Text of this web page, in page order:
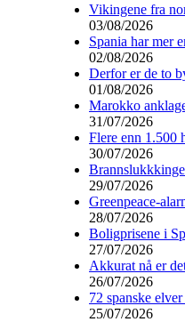
Vikingene fra
03/08/2026
Spania har mer
02/08/2026
Derfor er de to
01/08/2026
Marokko
31/07/2026
Flere enn 1.500
30/07/2026
29/07/2026
Greenpeace-
28/07/2026
Boligprisene i
27/07/2026
Akkurat nå er
26/07/2026
72 spanske
25/07/2026